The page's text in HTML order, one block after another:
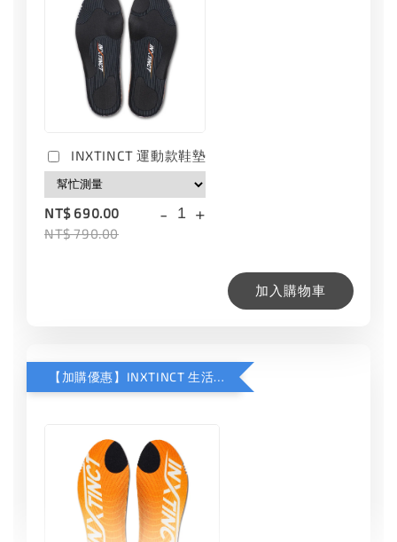
INXTINCT 運動款鞋墊
NT$ 690.00
NT$ 790.00
- +
加入購物車
【加購優惠】INXTINCT 生活日用鞋墊